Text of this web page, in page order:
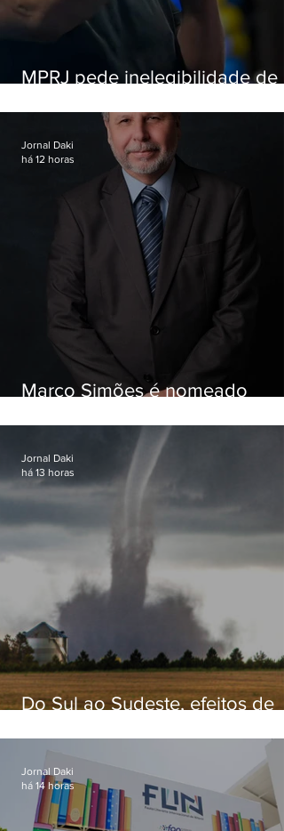
MPRJ pede inelegibilidade de
Marco Simões é nomeado
Jornal Daki
há 12 horas
Do Sul ao Sudeste, efeitos de
apreensão na população
Jornal Daki
há 13 horas
Jornal Daki
há 14 horas